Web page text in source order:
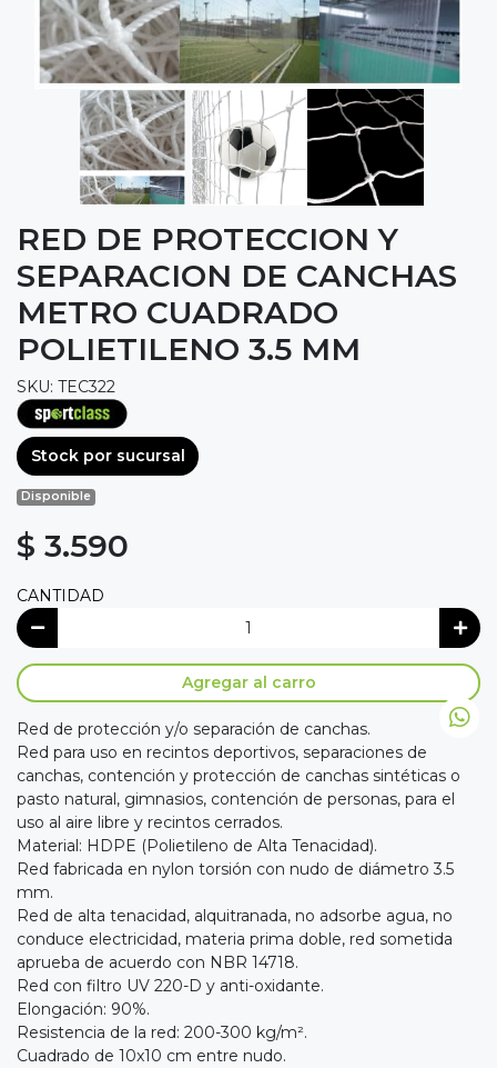
RED DE PROTECCION Y
SEPARACION DE CANCHAS
METRO CUADRADO
POLIETILENO 3.5 MM
SKU: TEC322
Stock por sucursal
Disponible
$ 3.590
CANTIDAD
Agregar al carro
Red de protección y/o separación de canchas.
Red para uso en recintos deportivos, separaciones de
canchas, contención y protección de canchas sintéticas o
pasto natural, gimnasios, contención de personas, para el
uso al aire libre y recintos cerrados.
Material: HDPE (Polietileno de Alta Tenacidad).
Red fabricada en nylon torsión con nudo de diámetro 3.5
mm.
Red de alta tenacidad, alquitranada, no adsorbe agua, no
conduce electricidad, materia prima doble, red sometida
aprueba de acuerdo con NBR 14718.
Red con filtro UV 220-D y anti-oxidante.
Elongación: 90%.
Resistencia de la red: 200-300 kg/m².
Cuadrado de 10x10 cm entre nudo.